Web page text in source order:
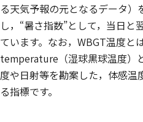
る天気予報の元となるデータ）
し，“暑さ指数”として，当日と
ています。なお，WBGT温度
temperature（湿球黒球温度）
度や日射等を勘案した，体感
る指標です。